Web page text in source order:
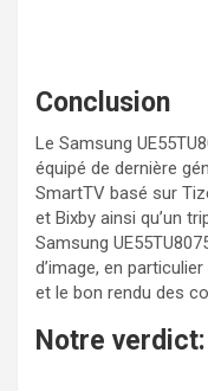
Conclusion
Le Samsung
équipé de dernière
SmartTV basé sur
et Bixby ainsi qu’un
Samsung
d’image, en
et le bon rendu des
Notre verdict: